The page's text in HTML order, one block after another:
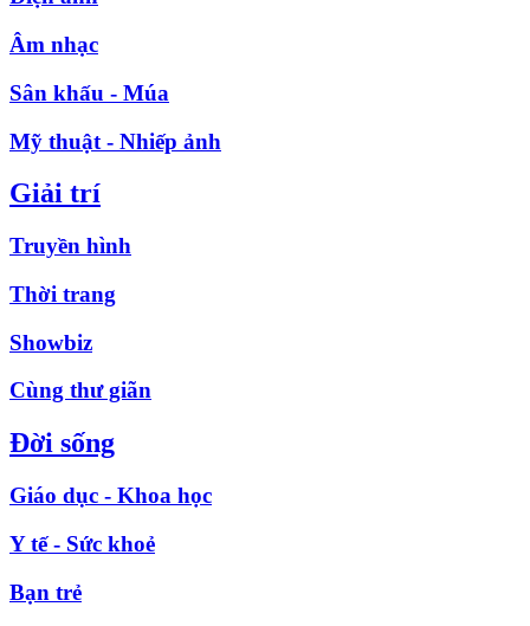
Âm nhạc
Sân khấu - Múa
Mỹ thuật - Nhiếp ảnh
Giải trí
Truyền hình
Thời trang
Showbiz
Cùng thư giãn
Đời sống
Giáo dục - Khoa học
Y tế - Sức khoẻ
Bạn trẻ